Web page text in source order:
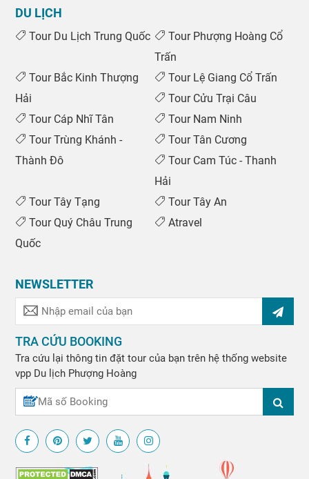
DU LỊCH
Tour Du Lịch Trung Quốc
Tour Phượng Hoàng Cổ
Trấn
Tour Bắc Kinh Thượng
Hải
Tour Lệ Giang Cổ Trấn
Tour Cửu Trại Câu
Tour Cáp Nhĩ Tân
Tour Nam Ninh
Tour Trùng Khánh -
Thành Đô
Tour Tân Cương
Tour Cam Túc - Thanh
Hải
Tour Tây Tạng
Tour Tây An
Tour Quý Châu Trung
Quốc
Atravel
NEWSLETTER
TRA CỨU BOOKING
Tra cứu lại thông tin đặt tour của bạn trên hệ thống website
vpp Du lịch Phượng Hoàng